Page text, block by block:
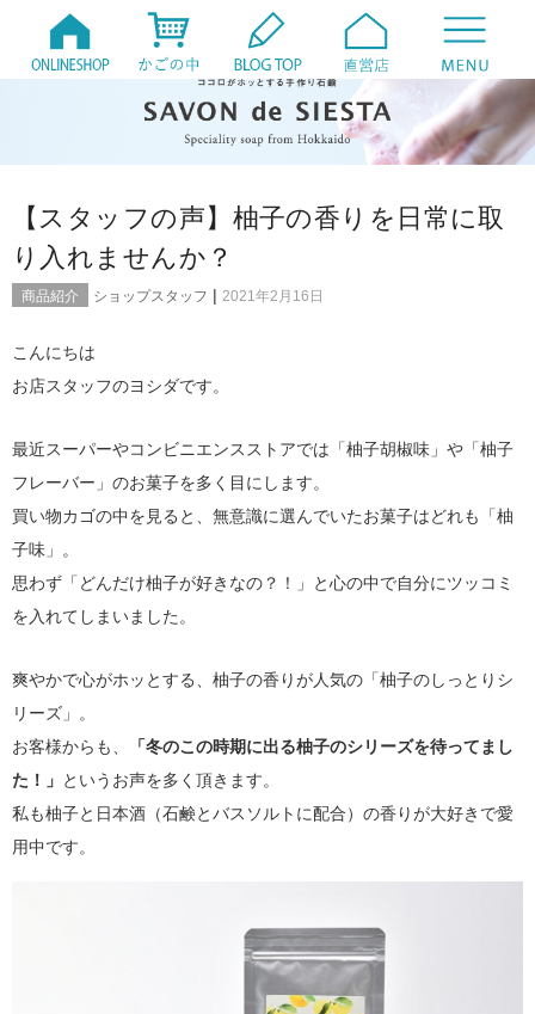
【スタッフの声】柚子の香りを日常に取
り入れませんか？
商品紹介 ショップスタッフ | 2021年2月16日
こんにちは
お店スタッフのヨシダです。
最近スーパーやコンビニエンスストアでは「柚子胡椒味」や「柚子
フレーバー」のお菓子を多く目にします。
買い物カゴの中を見ると、無意識に選んでいたお菓子はどれも「柚
子味」。
思わず「どんだけ柚子が好きなの？！」と心の中で自分にツッコミ
を入れてしまいました。
爽やかで心がホッとする、柚子の香りが人気の「柚子のしっとりシ
リーズ」。
お客様からも、
「冬のこの時期に出る柚子のシリーズを待ってまし
た！」 というお声を多く頂きます。
私も柚子と日本酒（石鹸とバスソルトに配合）の香りが大好きで愛
用中です。